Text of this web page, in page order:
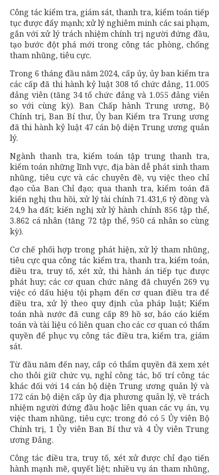
Công tác kiểm tra, giám sát, thanh tra, kiểm toán tiếp
tục được đẩy mạnh; xử lý nghiêm minh các sai phạm,
gắn với xử lý trách nhiệm chính trị người đứng đầu,
tạo bước đột phá mới trong công tác phòng, chống
tham nhũng, tiêu cực.
Trong 6 tháng đầu năm 2024, cấp ủy, ủy ban kiểm tra
các cấp đã thi hành kỷ luật 308 tổ chức đảng, 11.005
đảng viên (tăng 34 tổ chức đảng và 1.055 đảng viên
so với cùng kỳ). Ban Chấp hành Trung ương, Bộ
Chính trị, Ban Bí thư, Ủy ban Kiểm tra Trung ương
đã thi hành kỷ luật 47 cán bộ diện Trung ương quản
lý.
Ngành thanh tra, kiểm toán tập trung thanh tra,
kiểm toán những lĩnh vực, địa bàn dễ phát sinh tham
nhũng, tiêu cực và các chuyên đề, vụ việc theo chỉ
đạo của Ban Chỉ đạo; qua thanh tra, kiểm toán đã
kiến nghị thu hồi, xử lý tài chính 71.431,6 tỷ đồng và
24,9 ha đất; kiến nghị xử lý hành chính 856 tập thể,
3.862 cá nhân (tăng 72 tập thể, 950 cá nhân so cùng
kỳ).
Cơ chế phối hợp trong phát hiện, xử lý tham nhũng,
tiêu cực qua công tác kiểm tra, thanh tra, kiểm toán,
điều tra, truy tố, xét xử, thi hành án tiếp tục được
phát huy; các cơ quan chức năng đã chuyển 269 vụ
việc có dấu hiệu tội phạm đến cơ quan điều tra để
điều tra, xử lý theo quy định của pháp luật; Kiểm
toán nhà nước đã cung cấp 89 hồ sơ, báo cáo kiểm
toán và tài liệu có liên quan cho các cơ quan có thẩm
quyền để phục vụ công tác điều tra, kiểm tra, giám
sát.
Từ đầu năm đến nay, cấp có thẩm quyền đã xem xét
cho thôi giữ chức vụ, nghỉ công tác, bố trí công tác
khác đối với 14 cán bộ diện Trung ương quản lý và
172 cán bộ diện cấp ủy địa phương quản lý, về trách
nhiệm người đứng đầu hoặc liên quan các vụ án, vụ
việc tham nhũng, tiêu cực; trong đó có 5 Ủy viên Bộ
Chính trị, 1 Ủy viên Ban Bí thư và 4 Ủy viên Trung
ương Đảng.
Công tác điều tra, truy tố, xét xử được chỉ đạo tiến
hành mạnh mẽ, quyết liệt; nhiều vụ án tham nhũng,